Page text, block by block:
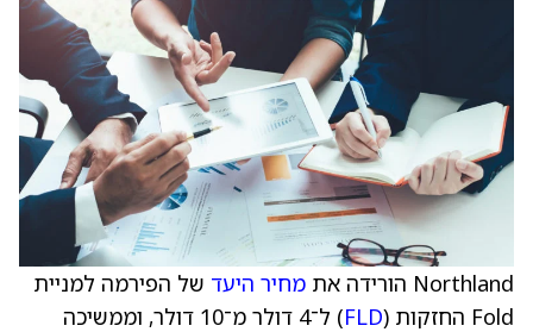
Northland הורידה את מחיר היעד של הפירמה למניית
Fold החזקות (
FLD
) ל־4 דולר מ־10 דולר, וממשיכה